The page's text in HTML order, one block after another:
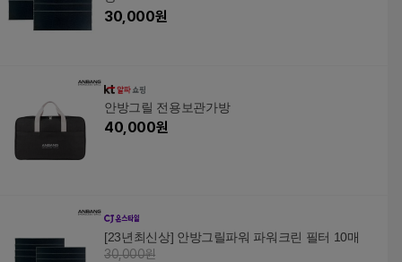
30,000원
안방그릴 전용보관가방
40,000원
[23년최신상] 안방그릴파워 파워크린 필터 10매
30,000원